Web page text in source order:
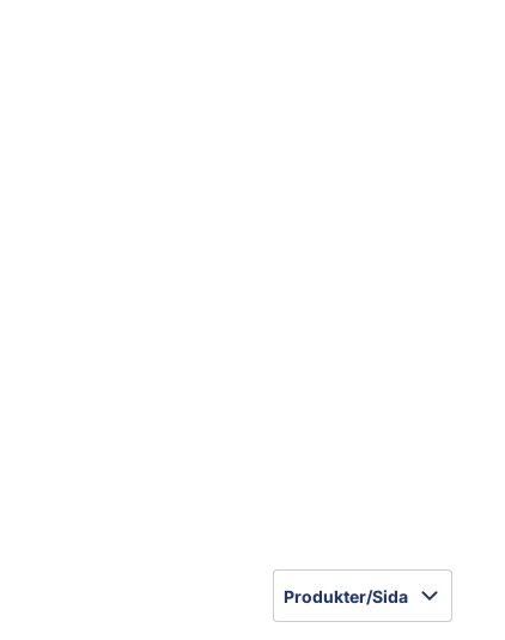
Produkter/Sida